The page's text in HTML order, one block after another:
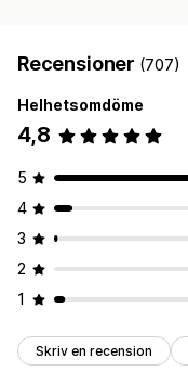
Recensioner (707)
Helhetsomdöme
4,8
5
4
3
2
1
Skriv en recension